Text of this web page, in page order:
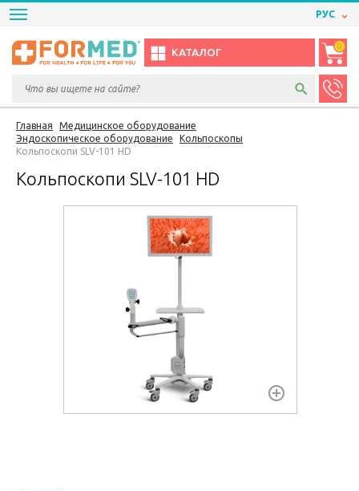
РУС
КАТАЛОГ
0
Главная
Медицинское оборудование
Эндоскопическое оборудование
Кольпоскопы
Кольпоскопи SLV-101 HD
Кольпоскопи SLV-101 HD